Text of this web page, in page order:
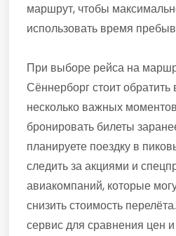
маршрут, чтобы
использовать время
При выборе рейса на
Сённерборг стоит
несколько важных
бронировать билеты
планируете поездку в
следить за акциями и
авиакомпаний, которые
снизить стоимость
сервис для сравнения цен